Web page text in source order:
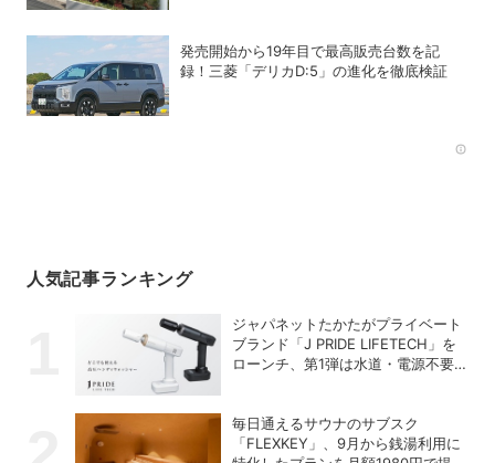
発売開始から19年目で最高販売台数を記
録！三菱「デリカD:5」の進化を徹底検証
人気記事ランキング
ジャパネットたかたがプライベート
ブランド「J PRIDE LIFETECH」を
ローンチ、第1弾は水道・電源不要
毎日通えるサウナのサブスク
「FLEXKEY」、9月から銭湯利用に